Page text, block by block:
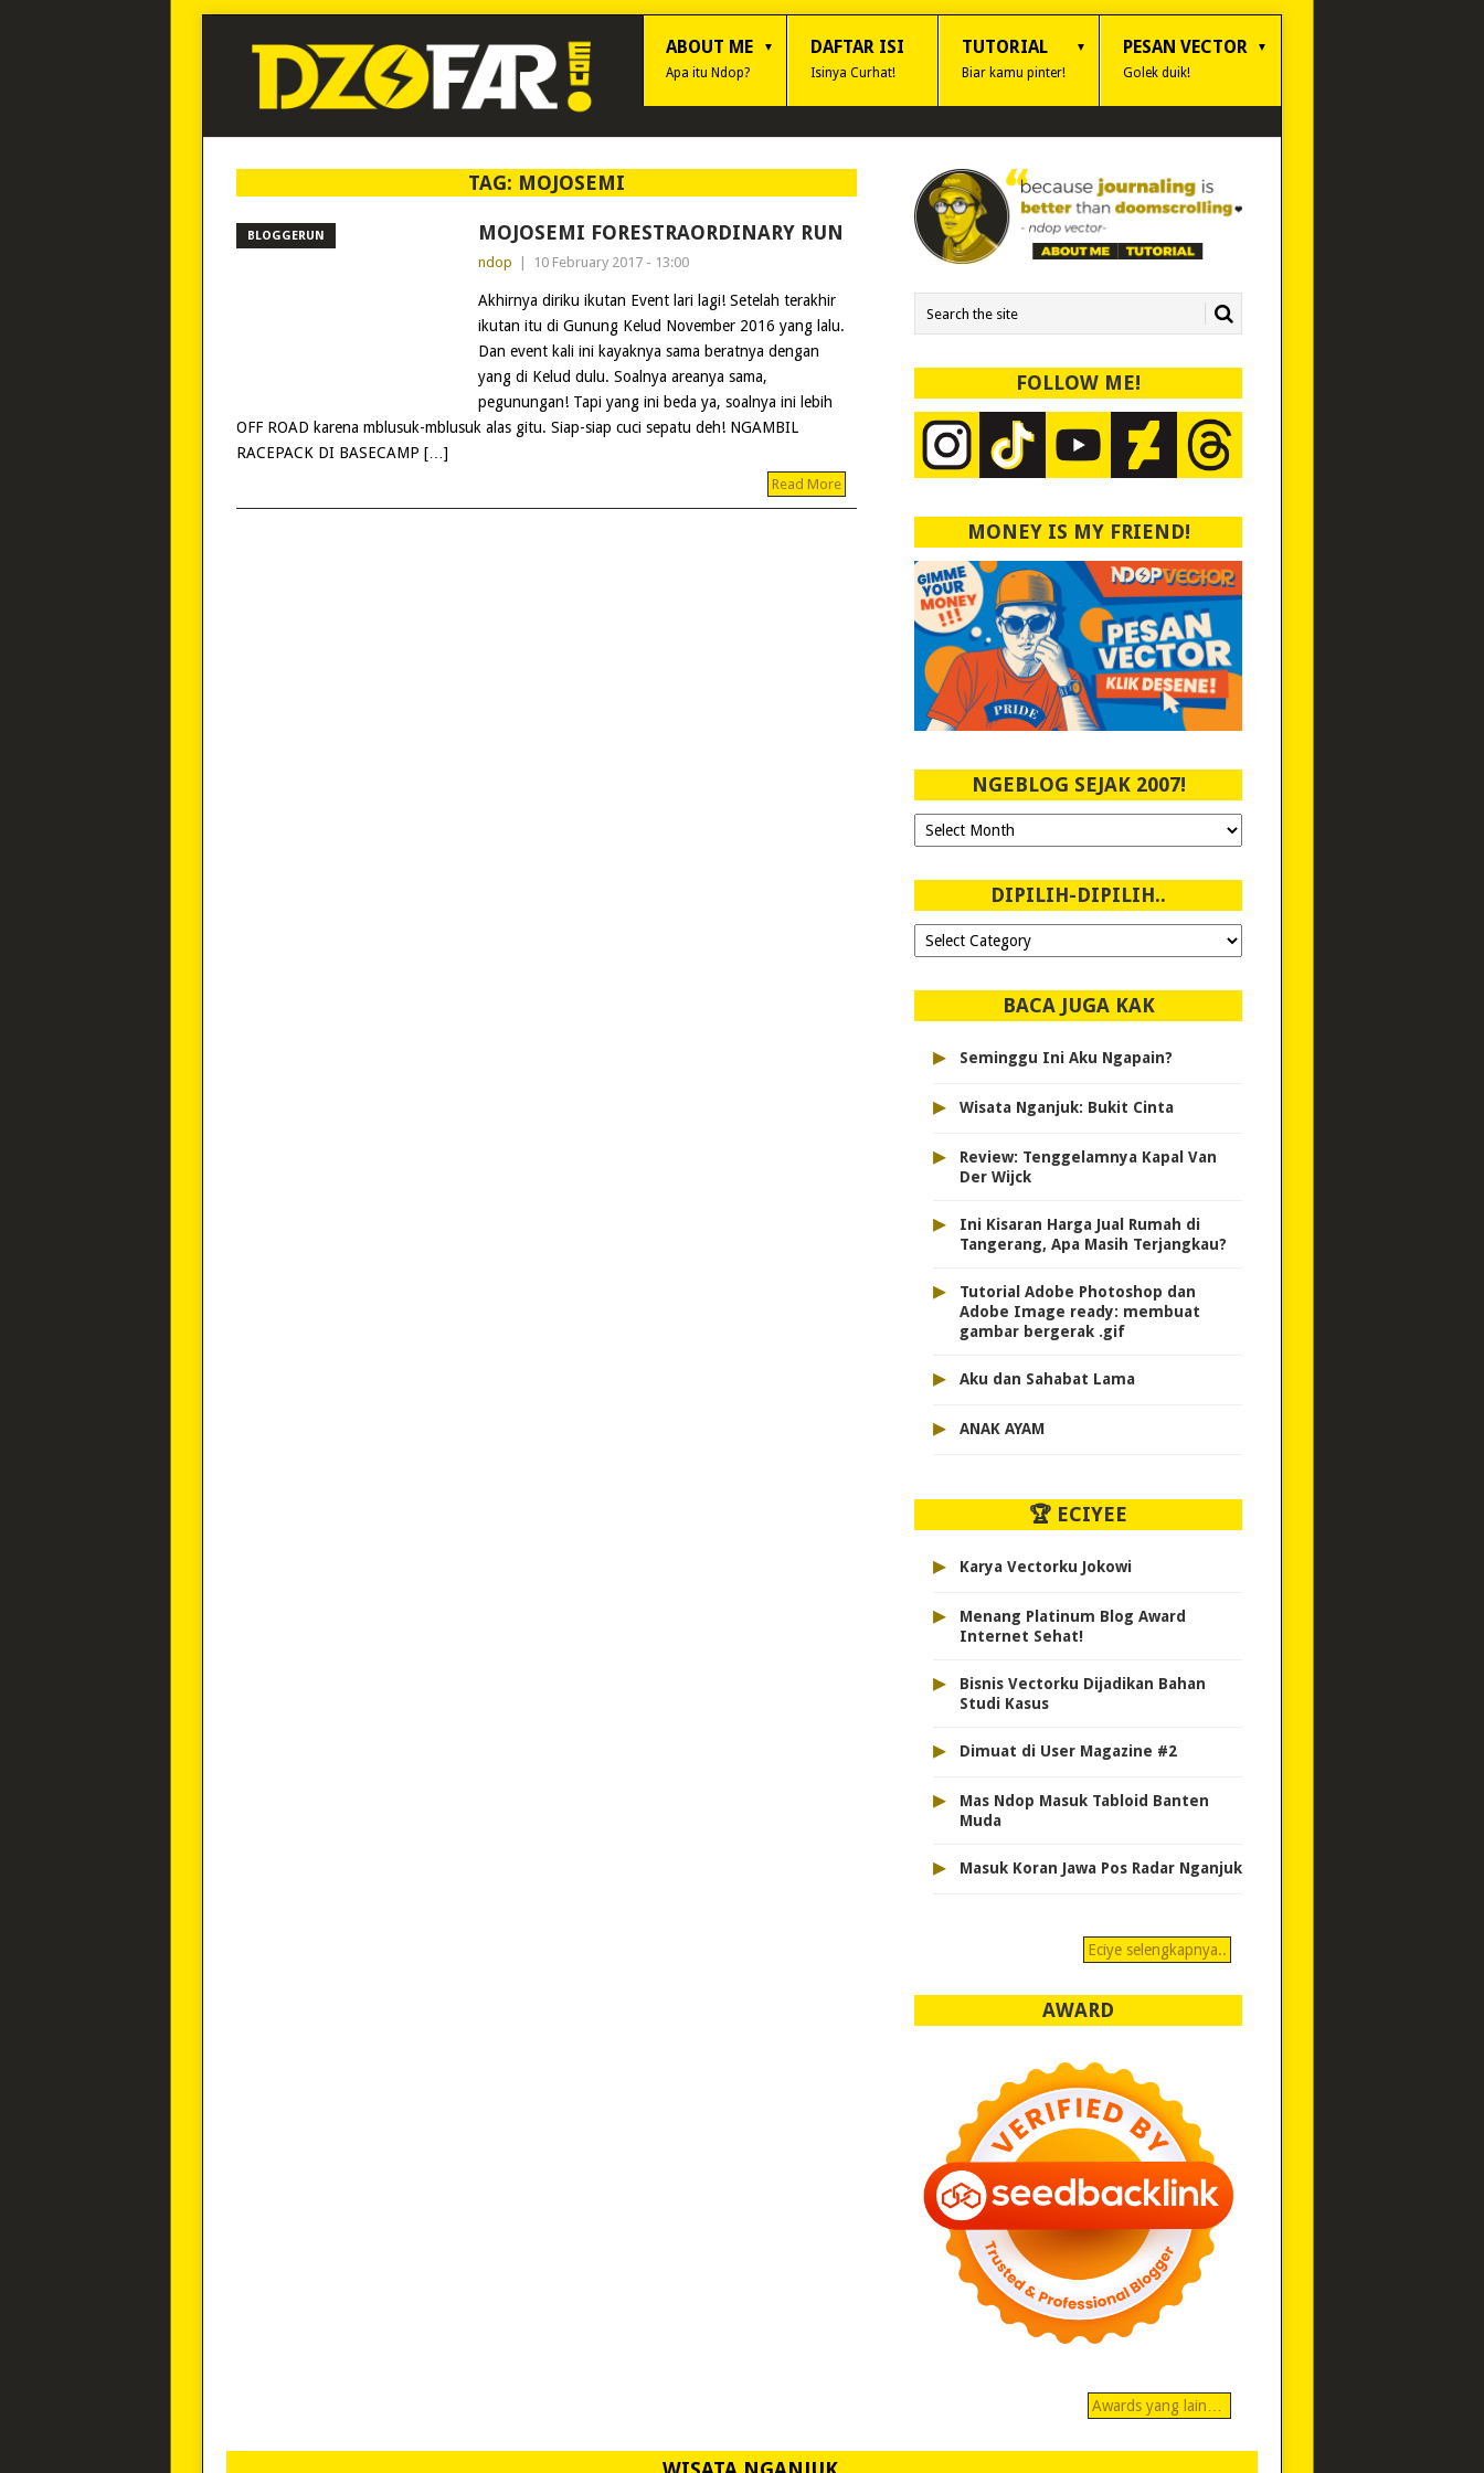
ABOUT ME
Apa itu Ndop?
DAFTAR ISI
Isinya Curhat!
TUTORIAL
Biar kamu pinter!
PESAN VECTOR
Golek duik!
TAG: MOJOSEMI
BLOGGERUN MOJOSEMI FORESTRAORDINARY RUN
ndop 10 February 2017 - 13:00
Akhirnya diriku ikutan Event lari lagi! Setelah terakhir
ikutan itu di Gunung Kelud November 2016 yang lalu.
Dan event kali ini kayaknya sama beratnya dengan
yang di Kelud dulu. Soalnya areanya sama,
pegunungan! Tapi yang ini beda ya, soalnya ini lebih
OFF ROAD karena mblusuk-mblusuk alas gitu. Siap-siap cuci sepatu deh! NGAMBIL
RACEPACK DI BASECAMP […]
Read More
FOLLOW ME!
MONEY IS MY FRIEND!
NGEBLOG SEJAK 2007!
Ngeblog
Sejak
DIPILIH-DIPILIH..
Dipilih-
dipilih..
BACA JUGA KAK
▸ Seminggu Ini Aku Ngapain?
▸ Wisata Nganjuk: Bukit Cinta
▸
Review: Tenggelamnya Kapal Van
Der Wijck
▸
Ini Kisaran Harga Jual Rumah di
Tangerang, Apa Masih Terjangkau?
▸
Tutorial Adobe Photoshop dan
Adobe Image ready: membuat
gambar bergerak .gif
▸ Aku dan Sahabat Lama
▸ ANAK AYAM
🏆 ECIYEE
▸ Karya Vectorku Jokowi
▸
Menang Platinum Blog Award
Internet Sehat!
▸
Bisnis Vectorku Dijadikan Bahan
Studi Kasus
▸ Dimuat di User Magazine #2
▸
Mas Ndop Masuk Tabloid Banten
Muda
▸ Masuk Koran Jawa Pos Radar Nganjuk
Eciye selengkapnya..
AWARD
Awards yang lain…